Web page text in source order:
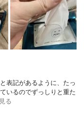
表記があるように、たっ
いるのでずっしりと重た
る